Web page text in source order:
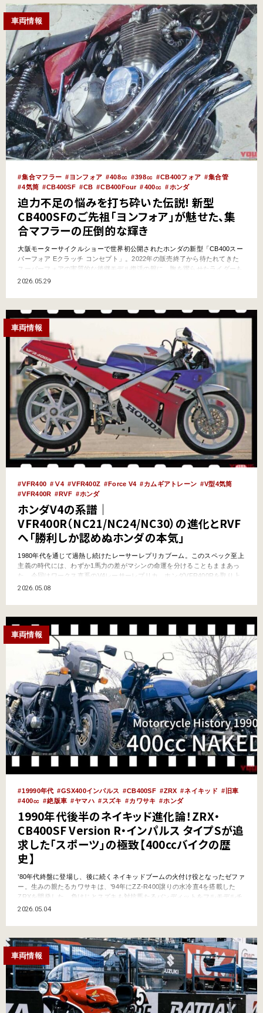
車両情報
集合マフラー ヨンフォア 408㏄ 398㏄ CB400フォア
集合管
4気筒
CB400SF CB CB400Four 400㏄ ホンダ
迫力不足の悩みを打ち砕いた伝説! 新型
CB400SFのご先祖「ヨンフォア」が魅せた、集
合マフラーの圧倒的な輝き
大阪モーターサイクルショーで世界初公開されたホンダの新型「CB400スー
パーフォア Eクラッチ コンセプト」。2022年の販売終了から待たれてきた
スーパーフォアの実質的な後継モデル復活の報に、胸を躍らせたライダーも
多いはずだ。この歴史的な発表を祝して、あえて時計の針を戻したい。日本
CB400FOUR（通称ヨンフォア）」の魅…
2026.05.29
車両情報
VFR400 Ⅴ4 VFR400Z Force V4 カムギアトレーン
V型4気筒
VFR400R
RVF ホンダ
ホンダV4の系譜｜
VFR400R（NC21/NC24/NC30）の進化とRVF
へ「勝利しか認めぬホンダの本気」
1980年代を通じて過熱し続けたレーサーレプリカブーム。このスペック至上
主義の時代には、わずか1馬力の差がマシンの命運を分けることもままあっ
た。今回はワークス直系のV4レーサーレプリカ、ホンダVFR400Rを取り上
げる。 ●文:ヤングマシン編集部 勝利しか認めぬホンダの本気。ワークス直
したホンダVF750マグナ…
2026.05.08
車両情報
19990年代 GSX400インパルス CB400SF ZRX ネイキッド
旧車
400㏄
絶版車 ヤマハ スズキ カワサキ ホンダ
1990年代後半のネイキッド進化論！ZRX・
CB400SF Version R・インパルス タイプSが追
求した「スポーツ」の極致【400ccバイクの歴
史】
’80年代終盤に登場し、後に続くネイキッドブームの火付け役となったゼファ
ー。生みの親たるカワサキは、’94年にZZ-R400譲りの水冷直4を搭載した
ZRXを開発した。負けじとスズキも対抗馬たるバンディットをフルモデルチ
ェンジ。さらにホンダはCB、ヤマハはXJRにビキニカウル仕様を追加し、こ
部(宮田健一) ●写真:真弓悟史 …
2026.05.04
車両情報